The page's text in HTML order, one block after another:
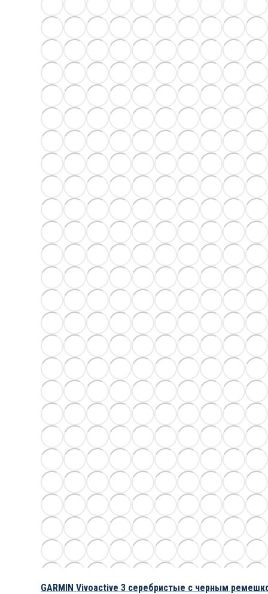
GARMIN Vivoactive 3 серебристые с черным